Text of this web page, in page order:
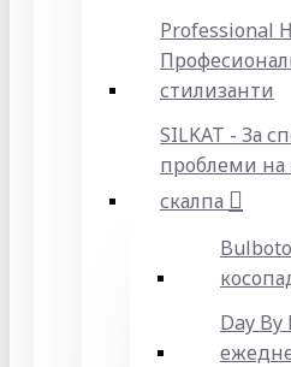
Professional
стилизанти
SILKAT - За
проблеми на
скалпа
Day By